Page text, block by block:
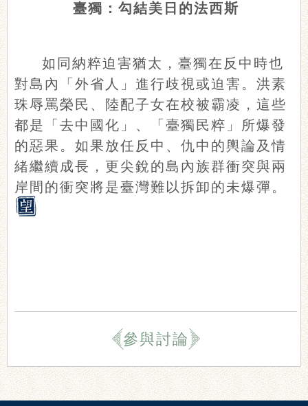
臺獨：勾結美日的法西斯
如同納粹迫害猶太，臺獨在反中時也
對島內「外省人」進行歧視或迫害。洪素
珠辱罵榮民、陸配子女在校被霸凌，這些
都是「去中國化」、「臺獨民粹」所爆發
的惡果。如果放任反中、仇中的輿論及情
緒繼續成長，更尖銳的島內族群衝突與兩
岸間的衝突將是臺灣難以拆卸的未爆彈。
參與討論